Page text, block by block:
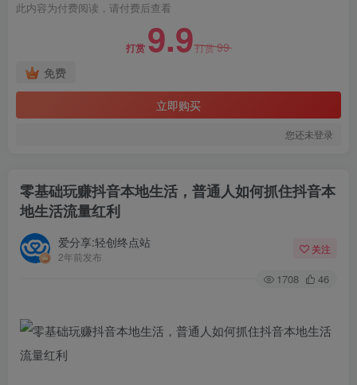
此内容为付费阅读，请付费后查看
打赏 9.9打赏99
免费
立即购买
您还未登录
零基础玩赚抖音本地生活，普通人如何抓住抖音本
地生活流量红利
爱分享:轻创终点站
2年前发布
关注
1708 46